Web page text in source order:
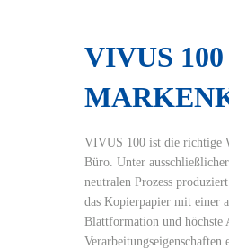
VIVUS
VIVUS 100 ist die richtige
Büro. Unter
neutralen Prozess
das Kopierpapier mit einer
Blattformation und höchste